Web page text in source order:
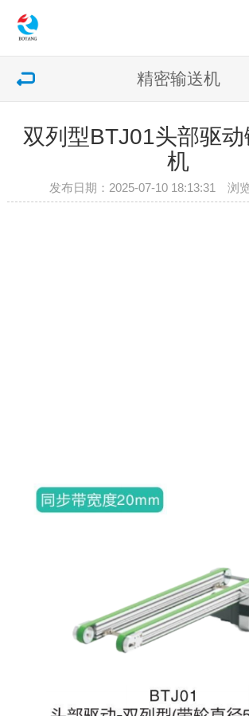
精密输送机
双列型BTJ01头部驱动
机
发布日期：2025-07-10 18:13:31 浏